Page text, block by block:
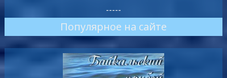
-----
Популярное на сайте